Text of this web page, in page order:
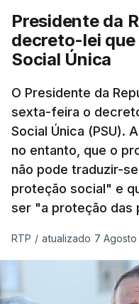
Presidente da
decreto-lei
Social Única
O Presidente da
sexta-feira o
Social Única (PSU).
no entanto, que o
não pode traduzir-
proteção social" e
ser "a proteção das
RTP / atualizado 7 Agosto